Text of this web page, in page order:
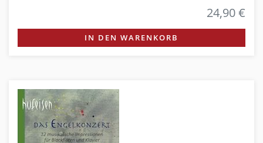
24,90 €
IN DEN WARENKORB